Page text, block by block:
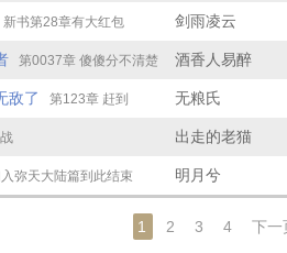
新书第28章有大红包 剑雨凌云
第0037章 傻傻分不清楚 酒香人易醉
敌了 第123章 赶到 无粮氏
出走的老猫
弥天大陆篇到此结束 明月兮
1 2 3 4 下一